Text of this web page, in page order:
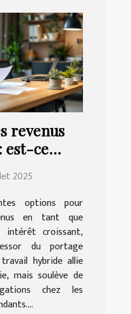
revenus
est-ce
2025
options pour
en tant que
intérêt croissant,
du portage
hybride allie
mais soulève de
chez les